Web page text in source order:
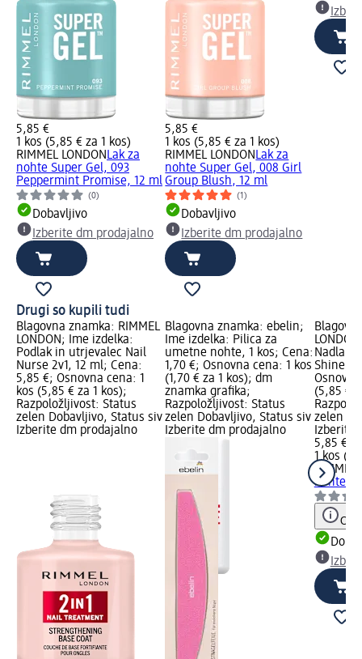
5,85 €
1 kos (5,85 € za 1 kos)
RIMMEL LONDON Lak za
nohte Super Gel, 093
Peppermint Promise, 12 ml
(0)
Dobavljivo
Izberite dm prodajalno
5,85 €
1 kos (5,85 € za 1 kos)
RIMMEL LONDON Lak za
nohte Super Gel, 008 Girl
Group Blush, 12 ml
(1)
Dobavljivo
Izberite dm prodajalno
Drugi so kupili tudi
Blagovna znamka: RIMMEL
LONDON; Ime izdelka:
Podlak in utrjevalec Nail
Nurse 2v1, 12 ml; Cena:
5,85 €; Osnovna cena: 1
kos (5,85 € za 1 kos);
Razpoložljivost: Status
zelen Dobavljivo, Status siv
Izberite dm prodajalno
Blagovna znamka: ebelin;
Ime izdelka: Pilica za
umetne nohte, 1 kos; Cena:
1,70 €; Osnovna cena: 1 kos
(1,70 € za 1 kos); dm
znamka grafika;
Razpoložljivost: Status
zelen Dobavljivo, Status siv
Izberite dm prodajalno
Nadlak
Shine,
(5,85 €
zelen
Izberite
5,85 €
1 kos
RIMMEL
nohte